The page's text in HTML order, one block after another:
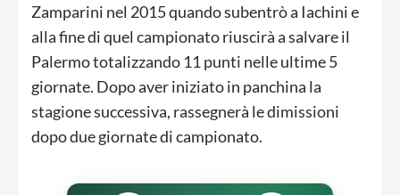
Zamparini nel 2015 quando subentrò a Iachini e
alla fine di quel campionato riuscirà a salvare il
Palermo totalizzando 11 punti nelle ultime 5
giornate. Dopo aver iniziato in panchina la
stagione successiva, rassegnerà le dimissioni
dopo due giornate di campionato.